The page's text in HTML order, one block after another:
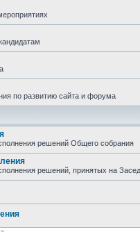
по развитию сайта и форума
решений Общего собрания
решений, принятых на